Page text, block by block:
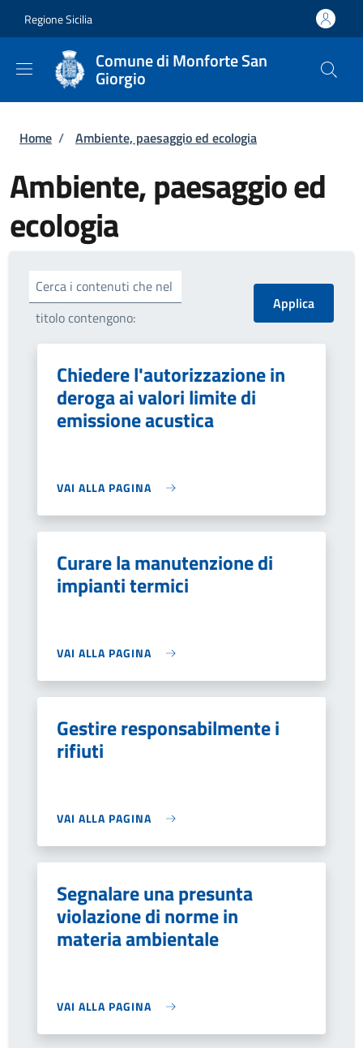
Regione Sicilia
Comune di Monforte San
Giorgio
Briciole di pane
Home / Ambiente, paesaggio ed ecologia
Ambiente, paesaggio ed
ecologia
Cerca i contenuti che nel
titolo contengono:
Chiedere l'autorizzazione in
deroga ai valori limite di
emissione acustica
VAI ALLA PAGINA
Curare la manutenzione di
impianti termici
VAI ALLA PAGINA
Gestire responsabilmente i
rifiuti
VAI ALLA PAGINA
Segnalare una presunta
violazione di norme in
materia ambientale
VAI ALLA PAGINA